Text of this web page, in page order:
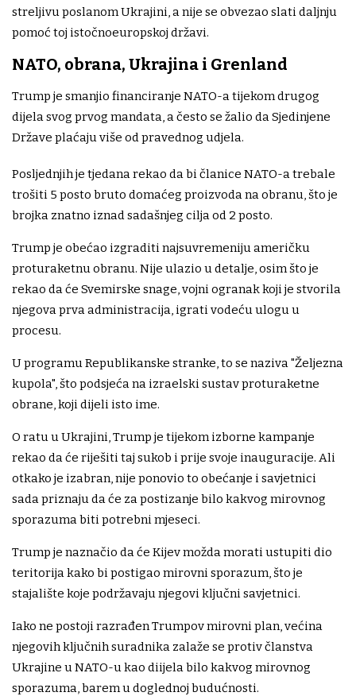
streljivu poslanom Ukrajini, a nije se obvezao slati daljnju
pomoć toj istočnoeuropskoj državi.
NATO, obrana, Ukrajina i Grenland
Trump je smanjio financiranje NATO-a tijekom drugog
dijela svog prvog mandata, a često se žalio da Sjedinjene
Države plaćaju više od pravednog udjela.
Posljednjih je tjedana rekao da bi članice NATO-a trebale
trošiti 5 posto bruto domaćeg proizvoda na obranu, što je
brojka znatno iznad sadašnjeg cilja od 2 posto.
Trump je obećao izgraditi najsuvremeniju američku
proturaketnu obranu. Nije ulazio u detalje, osim što je
rekao da će Svemirske snage, vojni ogranak koji je stvorila
njegova prva administracija, igrati vodeću ulogu u
procesu.
U programu Republikanske stranke, to se naziva "Željezna
kupola", što podsjeća na izraelski sustav proturaketne
obrane, koji dijeli isto ime.
O ratu u Ukrajini, Trump je tijekom izborne kampanje
rekao da će riješiti taj sukob i prije svoje inauguracije. Ali
otkako je izabran, nije ponovio to obećanje i savjetnici
sada priznaju da će za postizanje bilo kakvog mirovnog
sporazuma biti potrebni mjeseci.
Trump je naznačio da će Kijev možda morati ustupiti dio
teritorija kako bi postigao mirovni sporazum, što je
stajalište koje podržavaju njegovi ključni savjetnici.
Iako ne postoji razrađen Trumpov mirovni plan, većina
njegovih ključnih suradnika zalaže se protiv članstva
Ukrajine u NATO-u kao diijela bilo kakvog mirovnog
sporazuma, barem u doglednoj budućnosti.